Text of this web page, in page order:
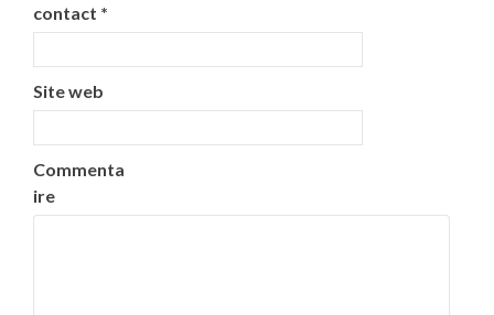
contact *
Site web
Commenta
ire